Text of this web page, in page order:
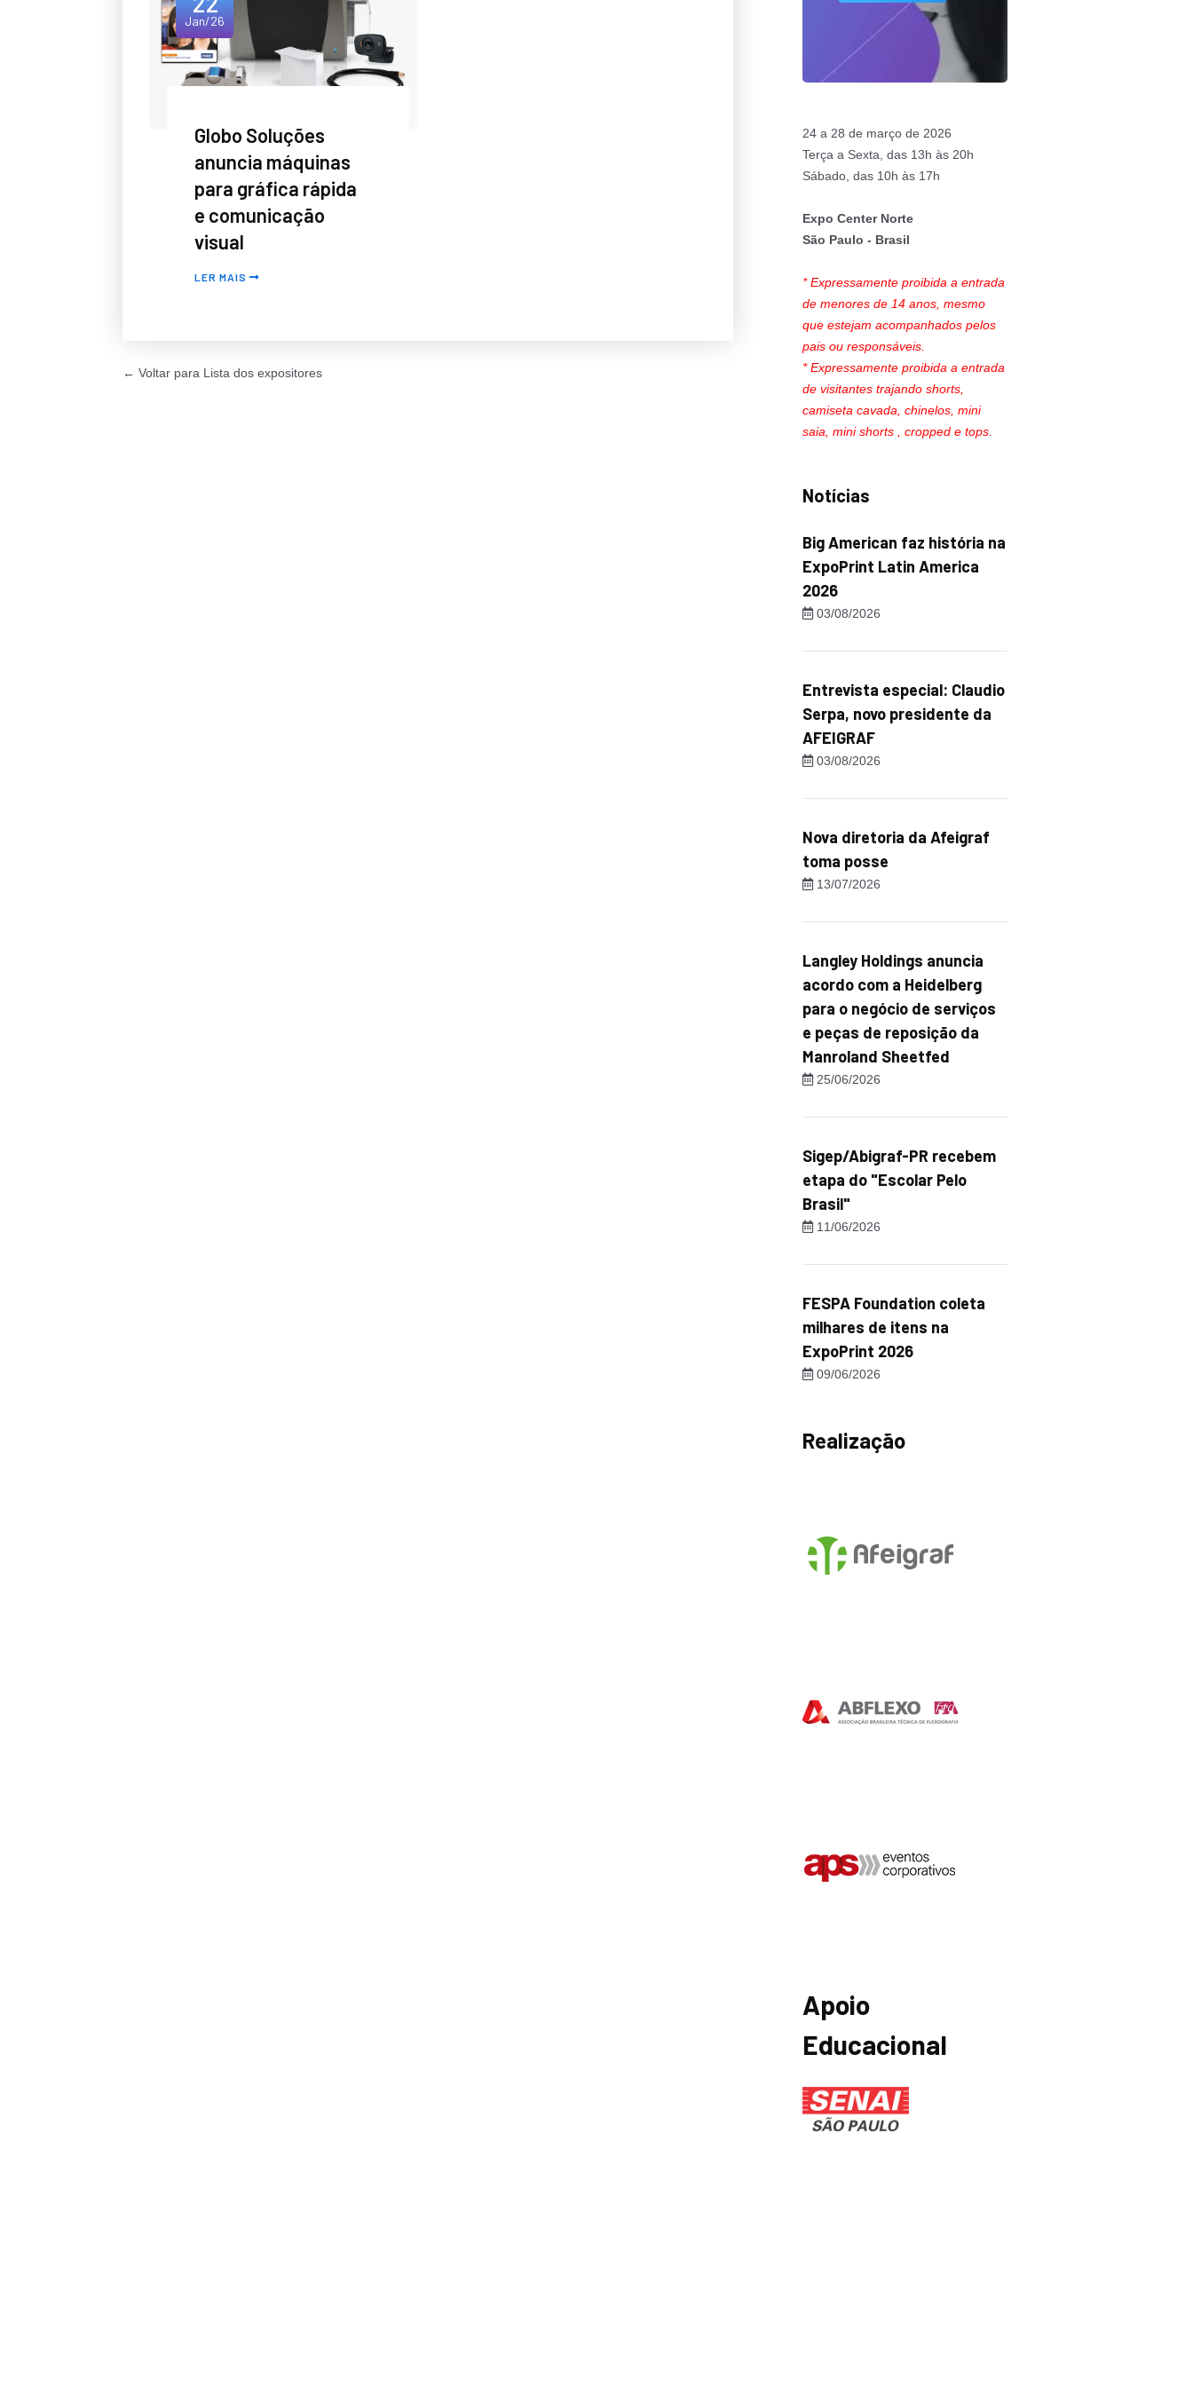
Jan/26
Globo Soluções
anuncia máquinas
para gráfica rápida
e comunicação
visual
LER MAIS
← Voltar para Lista dos expositores
24 a 28 de março de 2026
Terça a Sexta, das 13h às 20h
Sábado, das 10h às 17h
Expo Center Norte
São Paulo - Brasil
* Expressamente proibida a entrada
de menores de 14 anos, mesmo
que estejam acompanhados pelos
pais ou responsáveis.
* Expressamente proibida a entrada
de visitantes trajando shorts,
camiseta cavada, chinelos, mini
saia, mini shorts , cropped e tops.
Notícias
Big American faz história na
ExpoPrint Latin America
2026
03/08/2026
Entrevista especial: Claudio
Serpa, novo presidente da
AFEIGRAF
03/08/2026
Nova diretoria da Afeigraf
toma posse
13/07/2026
Langley Holdings anuncia
acordo com a Heidelberg
para o negócio de serviços
e peças de reposição da
Manroland Sheetfed
25/06/2026
Sigep/Abigraf-PR recebem
etapa do "Escolar Pelo
Brasil"
11/06/2026
FESPA Foundation coleta
milhares de itens na
ExpoPrint 2026
09/06/2026
Realização
Apoio
Educacional